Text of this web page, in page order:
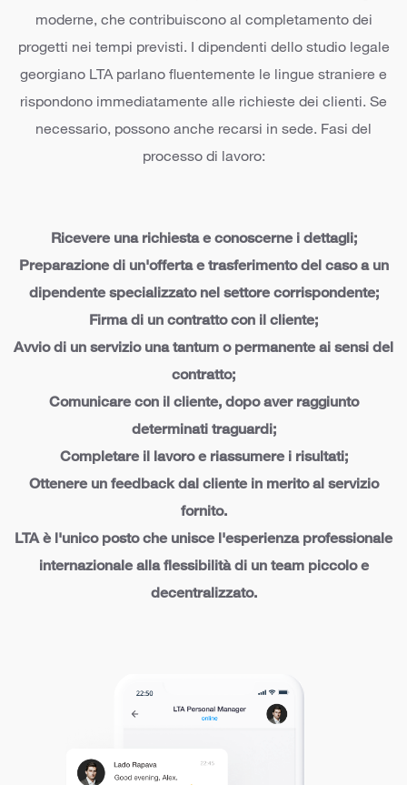
moderne, che contribuiscono al completamento dei
progetti nei tempi previsti. I dipendenti dello studio legale
georgiano LTA parlano fluentemente le lingue straniere e
rispondono immediatamente alle richieste dei clienti. Se
necessario, possono anche recarsi in sede. Fasi del
processo di lavoro:
Ricevere una richiesta e conoscerne i dettagli;
Preparazione di un'offerta e trasferimento del caso a un
dipendente specializzato nel settore corrispondente;
Firma di un contratto con il cliente;
Avvio di un servizio una tantum o permanente ai sensi del
contratto;
Comunicare con il cliente, dopo aver raggiunto
determinati traguardi;
Completare il lavoro e riassumere i risultati;
Ottenere un feedback dal cliente in merito al servizio
fornito.
LTA è l'unico posto che unisce l'esperienza professionale
internazionale alla flessibilità di un team piccolo e
decentralizzato.